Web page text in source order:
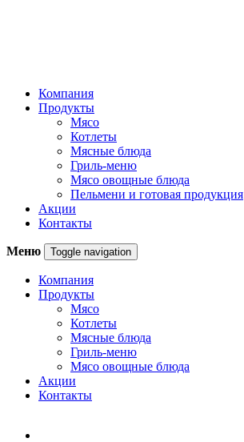
Компания
Продукты
Мясо
Котлеты
Мясные блюда
Гриль-меню
Мясо овощные блюда
Пельмени и готовая продукция
Акции
Контакты
Меню Toggle navigation
Компания
Продукты
Мясо
Котлеты
Мясные блюда
Гриль-меню
Мясо овощные блюда
Акции
Контакты